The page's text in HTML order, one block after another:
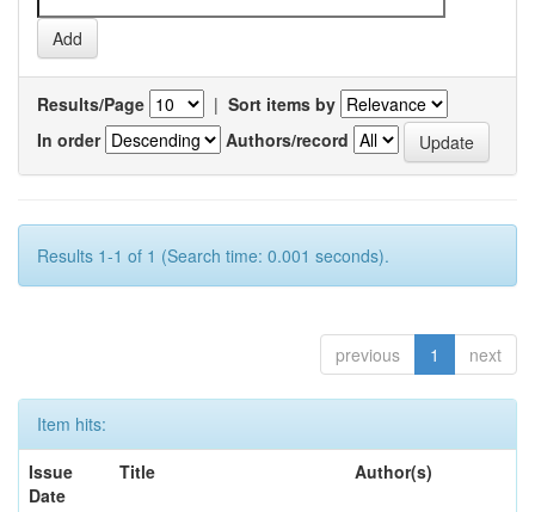
Results/Page | Sort items by
In order
Authors/record
Results 1-1 of 1 (Search time: 0.001 seconds).
previous 1 next
Item hits:
Issue
Date
Title Author(s)